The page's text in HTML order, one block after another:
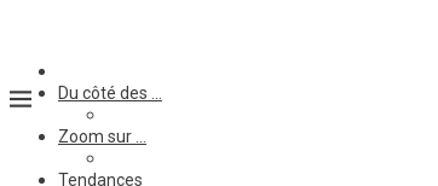
Du côté des …
Zoom sur …
Tendances